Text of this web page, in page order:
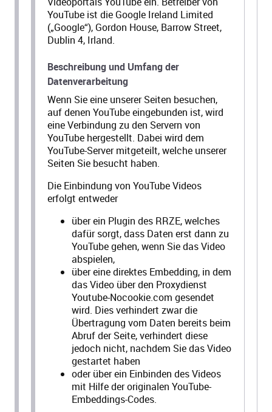
YouTube ist die Google Ireland Limited
(„Google“), Gordon House, Barrow Street,
Dublin 4, Irland.
Beschreibung und Umfang der
Datenverarbeitung
Wenn Sie eine unserer Seiten besuchen,
auf denen YouTube eingebunden ist, wird
eine Verbindung zu den Servern von
YouTube hergestellt. Dabei wird dem
YouTube-Server mitgeteilt, welche unserer
Seiten Sie besucht haben.
Die Einbindung von YouTube Videos
erfolgt entweder
über ein Plugin des RRZE, welches
dafür sorgt, dass Daten erst dann zu
YouTube gehen, wenn Sie das Video
abspielen,
über eine direktes Embedding, in dem
das Video über den Proxydienst
Youtube-Nocookie.com gesendet
wird. Dies verhindert zwar die
Übertragung vom Daten bereits beim
Abruf der Seite, verhindert diese
jedoch nicht, nachdem Sie das Video
gestartet haben
oder über ein Einbinden des Videos
mit Hilfe der originalen YouTube-
Embeddings-Codes.